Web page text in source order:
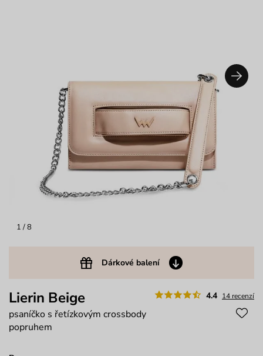
1 / 8
Dárkové balení
4.4 14 recenzí
Lierin Beige
psaníčko s řetízkovým crossbody
popruhem